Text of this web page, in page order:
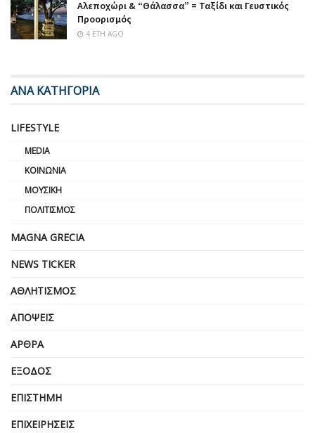
Αλεποχώρι & “Θάλασσα” = Ταξίδι και Γευστικός
Προορισμός
4 ΈΤΗ AGO
ΑΝΑ ΚΑΤΗΓΟΡΙΑ
LIFESTYLE
MEDIA
ΚΟΙΝΩΝΊΑ
ΜΟΥΣΙΚΉ
ΠΟΛΙΤΙΣΜΌΣ
MAGNA GRECIA
NEWS TICKER
ΑΘΛΗΤΙΣΜΌΣ
ΑΠΌΨΕΙΣ
ΆΡΘΡΑ
ΈΞΟΔΟΣ
ΕΠΙΣΤΉΜΗ
ΕΠΙΧΕΙΡΗΣΕΙΣ